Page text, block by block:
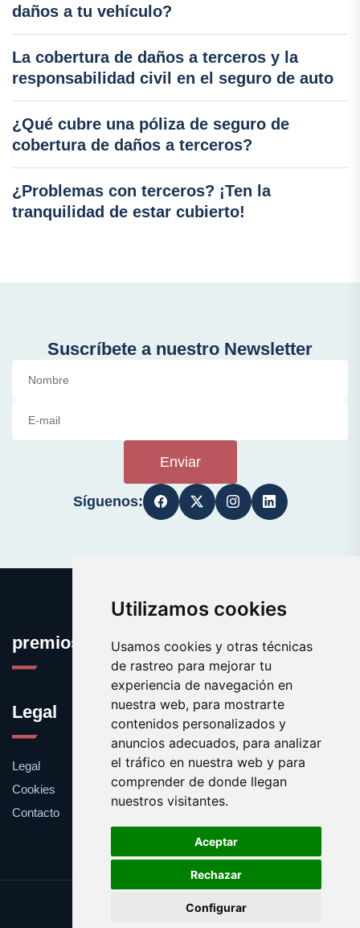
Utilizamos cookies
Usamos cookies y otras técnicas
de rastreo para mejorar tu
experiencia de navegación en
nuestra web, para mostrarte
contenidos personalizados y
anuncios adecuados, para analizar
el tráfico en nuestra web y para
comprender de donde llegan
nuestros visitantes.
Aceptar
Rechazar
Configurar
daños a tu vehículo?
La cobertura de daños a terceros y la
responsabilidad civil en el seguro de auto
¿Qué cubre una póliza de seguro de
cobertura de daños a terceros?
¿Problemas con terceros? ¡Ten la
tranquilidad de estar cubierto!
Suscríbete a nuestro Newsletter
Enviar
Síguenos:
premioseguro.com
Legal
Legal
Cookies
Contacto
Update cookies preferences